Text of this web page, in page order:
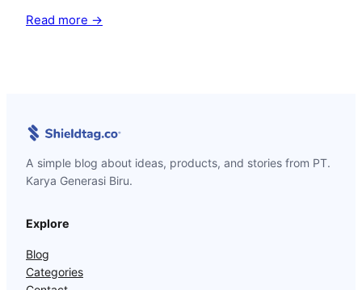
Read more →
A simple blog about ideas, products, and stories from PT.
Karya Generasi Biru.
Explore
Blog
Categories